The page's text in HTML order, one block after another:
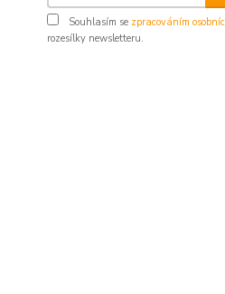
Souhlasím se zpracováním
rozesílky newsletteru.